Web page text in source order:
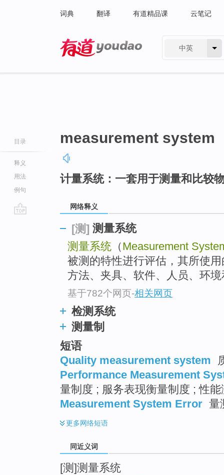
词典 翻译 有道精品课 云笔记
中英
目录
释义
用法
例句
measurement system
计量系统：一套用于测量和比较
网络释义
[测] 测量系统
测量系统 （Measurement
被测的特性进行评估，其所使
方法、夹具、软件、人员、环
基于782个网页-相关网页
检测系统
测量制
短语
Quality measurement system
Performance Measurement
量制度 ; 服务表现衡量制度 ; 性
Measurement System Error 量
更多网络短语
同近义词
[测]测量系统